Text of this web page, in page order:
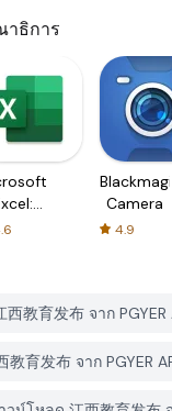
าธิการ
Blackmagic
Camera
4.9